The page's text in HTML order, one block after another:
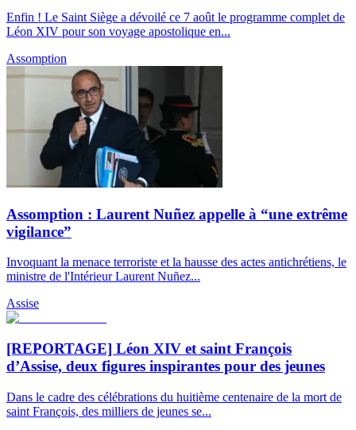
Enfin ! Le Saint Siège a dévoilé ce 7 août le programme complet de
Léon XIV pour son voyage apostolique en...
Assomption
Assomption : Laurent Nuñez appelle à “une extrême
vigilance”
Invoquant la menace terroriste et la hausse des actes antichrétiens, le
ministre de l'Intérieur Laurent Nuñez...
Assise
[REPORTAGE] Léon XIV et saint François
d’Assise, deux figures inspirantes pour des jeunes
Dans le cadre des célébrations du huitième centenaire de la mort de
saint François, des milliers de jeunes se...